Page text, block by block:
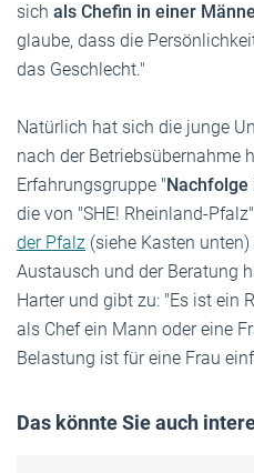
sich als Chefin in einer
glaube, dass die
das Geschlecht."
Natürlich hat sich die junge
nach der Betriebsübernahme
Erfahrungsgruppe "
die von "SHE! Rheinland-
der Pfalz (siehe Kasten
Austausch und der Beratung
Harter und gibt zu: "Es ist ein
als Chef ein Mann oder eine
Belastung ist für eine Frau
Das könnte Sie auch